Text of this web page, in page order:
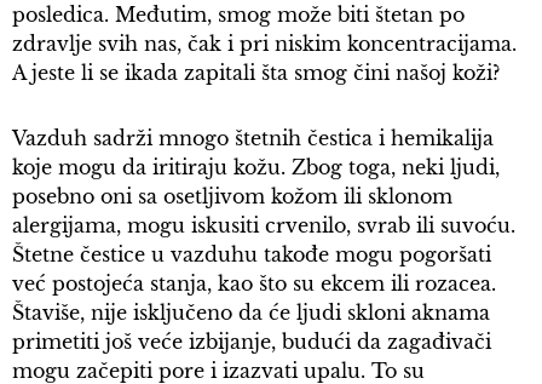
posledica. Međutim, smog može biti štetan po
zdravlje svih nas, čak i pri niskim koncentracijama.
A jeste li se ikada zapitali šta smog čini našoj koži?
Vazduh sadrži mnogo štetnih čestica i hemikalija
koje mogu da iritiraju kožu. Zbog toga, neki ljudi,
posebno oni sa osetljivom kožom ili sklonom
alergijama, mogu iskusiti crvenilo, svrab ili suvoću.
Štetne čestice u vazduhu takođe mogu pogoršati
već postojeća stanja, kao što su ekcem ili rozacea.
Štaviše, nije isključeno da će ljudi skloni aknama
primetiti još veće izbijanje, budući da zagađivači
mogu začepiti pore i izazvati upalu. To su